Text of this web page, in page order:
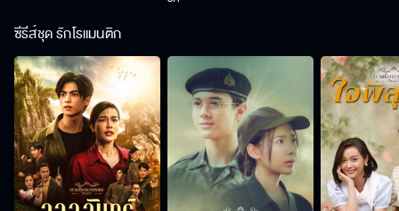
ซีรีส์ชุด รักโรแมนติก